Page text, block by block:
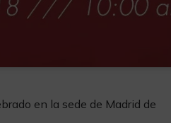
en la sede de Madrid de